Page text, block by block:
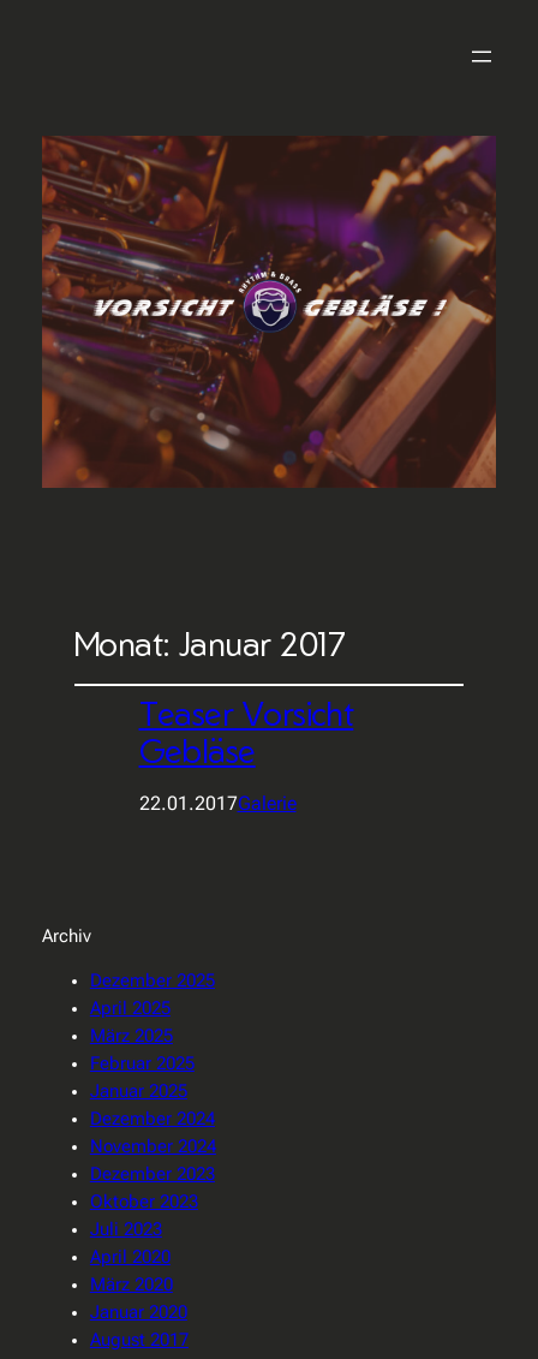
Monat: Januar 2017
Teaser Vorsicht
Gebläse
22.01.2017Galerie
Archiv
Dezember 2025
April 2025
März 2025
Februar 2025
Januar 2025
Dezember 2024
November 2024
Dezember 2023
Oktober 2023
Juli 2023
April 2020
März 2020
Januar 2020
August 2017